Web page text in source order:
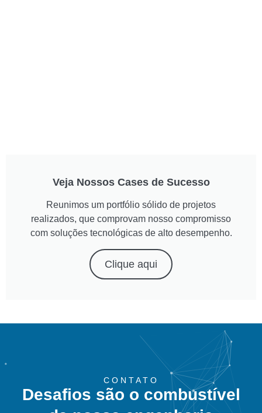
Veja Nossos Cases de Sucesso
Reunimos um portfólio sólido de projetos
realizados, que comprovam nosso compromisso
com soluções tecnológicas de alto desempenho.
Clique aqui
CONTATO
Desafios são o combustível